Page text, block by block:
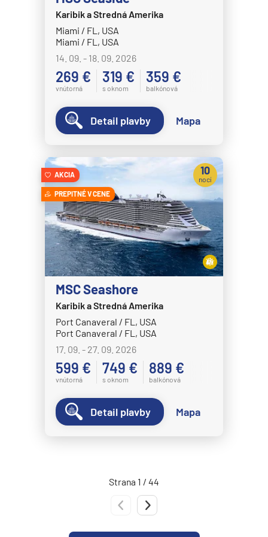
MSC Splendida
MSC Virtuosa
MSC World America
MSC World Asia
MSC World Europa
Norwegian Aqua
Norwegian Aura
Norwegian Bliss
Norwegian Breakaway
Norwegian Dawn
Norwegian Encore
Norwegian Epic
Norwegian Escape
Norwegian Gem
Norwegian Getaway
Norwegian Jade
Norwegian Jewel
Norwegian Joy
Norwegian Luna
Norwegian Sky
Norwegian Spirit
Karibik a Stredná Amerika
Miami / FL, USA
Miami / FL, USA
14. 09. - 18. 09. 2026
269 €
vnútorná
319 €
s oknom
359 €
balkónová
Detail plavby Mapa
AKCIA
PREPITNÉ V CENE
MSC Seashore
Karibik a Stredná Amerika
Port Canaveral / FL, USA
Port Canaveral / FL, USA
17. 09. - 27. 09. 2026
599 €
vnútorná
749 €
s oknom
889 €
balkónová
10
nocí
Detail plavby Mapa
Strana 1 / 44
Predchádzajúca strana